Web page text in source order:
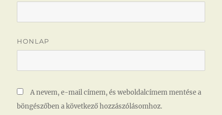
HONLAP
A nevem, e-mail címem, és weboldalcímem mentése a
böngészőben a következő hozzászólásomhoz.